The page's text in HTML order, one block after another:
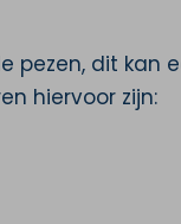
pezen, dit kan
hiervoor zijn: